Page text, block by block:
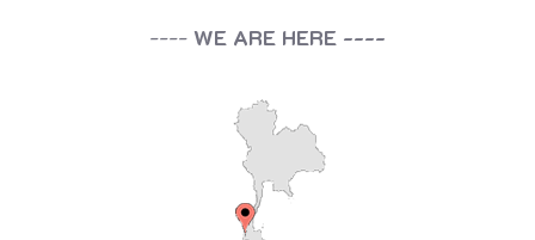
---- WE ARE HERE ----